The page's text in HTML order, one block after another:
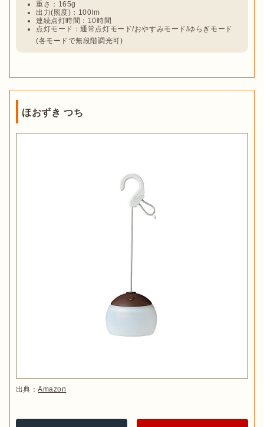
重さ：165g
出力(照度)：100lm
連続点灯時間：10時間
点灯モード：通常点灯モード/おやすみモード/ゆらぎモード
(各モードで無段階調光可)
ほおずき つち
出典：Amazon